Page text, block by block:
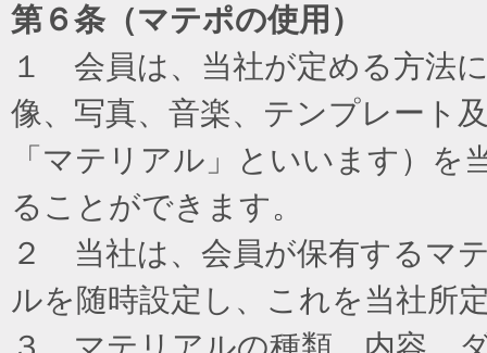
第６条（マテポの使用）
１ 会員は、当社が定める方法
像、写真、音楽、テンプレート
「マテリアル」といいます）
ることができます。
２ 当社は、会員が保有するマ
ルを随時設定し、これを当社所